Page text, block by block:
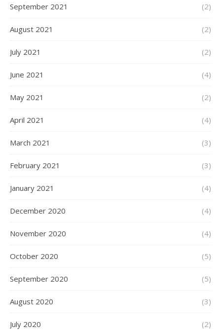
September 2021 (2)
August 2021 (2)
July 2021 (2)
June 2021 (4)
May 2021 (2)
April 2021 (4)
March 2021 (3)
February 2021 (3)
January 2021 (4)
December 2020 (4)
November 2020 (4)
October 2020 (5)
September 2020 (5)
August 2020 (3)
July 2020 (2)